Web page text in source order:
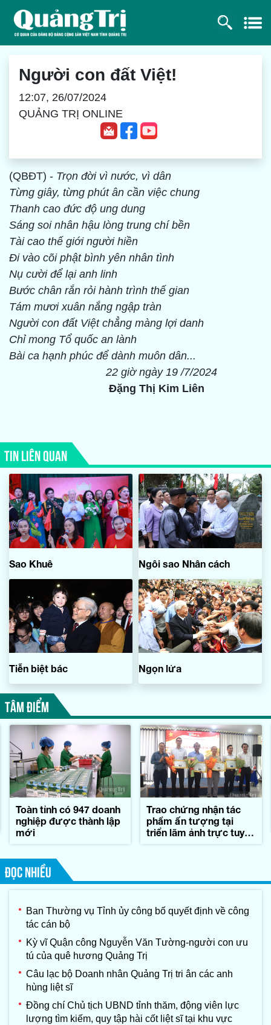
Người con đất Việt!
12:07, 26/07/2024
QUẢNG TRỊ ONLINE
(QBĐT) - Trọn đời vì nước, vì dân
Từng giây, từng phút ân cần việc chung
Thanh cao đức độ ung dung
Sáng soi nhân hậu lòng trung chí bền
Tài cao thế giới người hiền
Đi vào cõi phật bình yên nhân tình
Nụ cười để lại anh linh
Bước chân rắn rỏi hành trình thế gian
Tám mươi xuân nắng ngập tràn
Người con đất Việt chẳng màng lợi danh
Chỉ mong Tổ quốc an lành
Bài ca hạnh phúc để dành muôn dân...
22 giờ ngày 19 /7/2024
Đặng Thị Kim Liên
TIN LIÊN QUAN
Sao Khuê Ngôi sao Nhân cách
Tiễn biệt bác Ngọn lửa
TÂM ĐIỂM
Toàn tỉnh có 947 doanh
nghiệp được thành lập
mới
Trao chứng nhận tác
phẩm ấn tượng tại
triển lãm ảnh trực tuyến
ĐỌC NHIỀU
Ban Thường vụ Tỉnh ủy công bố quyết định về công
tác cán bộ
Kỳ vĩ Quận công Nguyễn Văn Tường-người con ưu
tú của quê hương Quảng Trị
Câu lạc bộ Doanh nhân Quảng Trị tri ân các anh
hùng liệt sĩ
Đồng chí Chủ tịch UBND tỉnh thăm, động viên lực
lượng tìm kiếm, quy tập hài cốt liệt sĩ tại khu vực